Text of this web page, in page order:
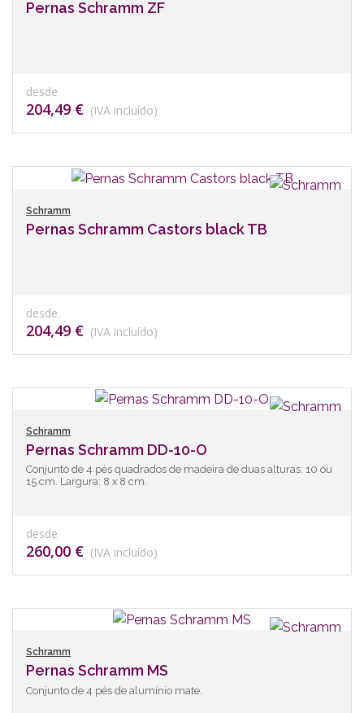
Pernas Schramm ZF
desde
204,49 € (IVA incluído)
Schramm
Pernas Schramm Castors black TB
desde
204,49 € (IVA incluído)
Schramm
Pernas Schramm DD-10-O
Conjunto de 4 pés quadrados de madeira de duas alturas: 10 ou
15 cm. Largura: 8 x 8 cm.
desde
260,00 € (IVA incluído)
Schramm
Pernas Schramm MS
Conjunto de 4 pés de alumínio mate.